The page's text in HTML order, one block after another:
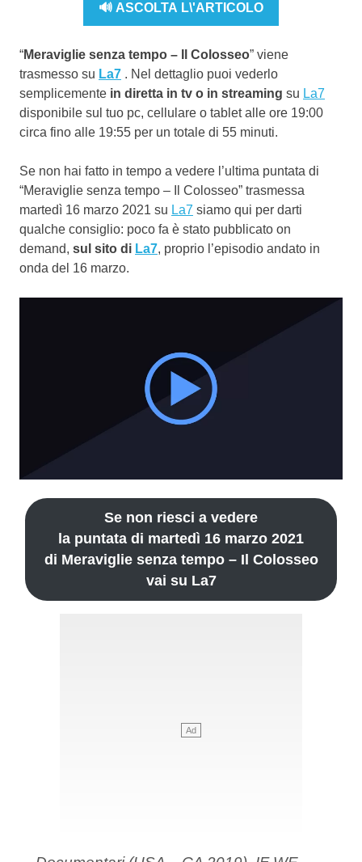
🔊 ASCOLTA L\'ARTICOLO
“Meraviglie senza tempo – Il Colosseo” viene
trasmesso su La7 . Nel dettaglio puoi vederlo
semplicemente in diretta in tv o in streaming su La7
disponibile sul tuo pc, cellulare o tablet alle ore 19:00
circa fino alle 19:55 per un totale di 55 minuti.
Se non hai fatto in tempo a vedere l’ultima puntata di
“Meraviglie senza tempo – Il Colosseo” trasmessa
martedì 16 marzo 2021 su La7 siamo qui per darti
qualche consiglio: poco fa è stato pubblicato on
demand, sul sito di La7, proprio l’episodio andato in
onda del 16 marzo.
Se non riesci a vedere
la puntata di martedì 16 marzo 2021
di Meraviglie senza tempo – Il Colosseo
vai su La7